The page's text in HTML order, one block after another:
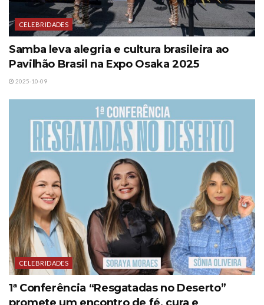
CELEBRIDADES
Samba leva alegria e cultura brasileira ao
Pavilhão Brasil na Expo Osaka 2025
2025-10-09
CELEBRIDADES
1ª Conferência “Resgatadas no Deserto”